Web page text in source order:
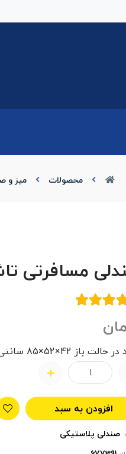
محصولات میز و
مسافرتی
باز 42×52×85 سانتی متر
افزودن به سبد
صندلی پلاستیکی